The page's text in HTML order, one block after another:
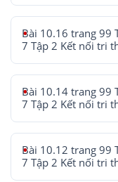
Bài 10.16 trang 99
7 Tập 2 Kết nối tri
Bài 10.14 trang 99
7 Tập 2 Kết nối tri
Bài 10.12 trang 99
7 Tập 2 Kết nối tri